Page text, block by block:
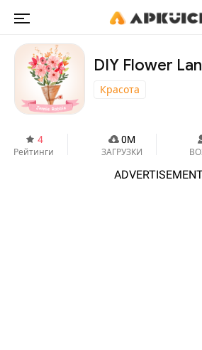
DIY Flower
Красота
4
Рейтинги
0M
ЗАГРУЗКИ